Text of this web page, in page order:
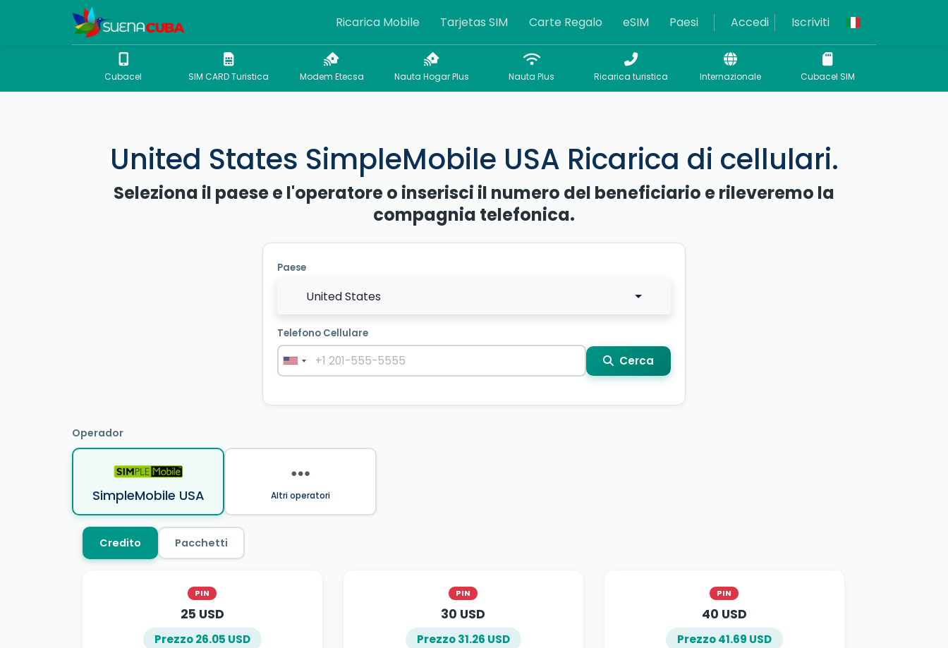
Ricarica Mobile Tarjetas SIM Carte Regalo eSIM Paesi Accedi Iscriviti
Cubacel SIM CARD Turistica Modem Etecsa Nauta Hogar Plus Nauta Plus Ricarica turistica Internazionale Cubacel SIM
United States SimpleMobile USA Ricarica di cellulari.
Seleziona il paese e l'operatore o inserisci il numero del beneficiario e rileveremo la
compagnia telefonica.
Paese
United States
Telefono Cellulare
Cerca
Operador
SimpleMobile USA Altri operatori
Credito Pacchetti
PIN
25 USD
Prezzo 26.05 USD
PIN
30 USD
Prezzo 31.26 USD
PIN
40 USD
Prezzo 41.69 USD